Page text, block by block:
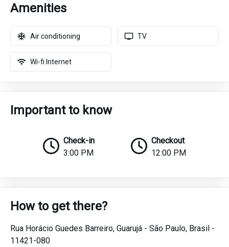
Amenities
Air conditioning TV
Wi-fi Internet
Important to know
Check-in
3:00 PM
Checkout
12:00 PM
How to get there?
Rua Horácio Guedes Barreiro, Guarujá - São Paulo, Brasil -
11421-080